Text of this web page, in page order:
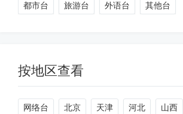
都市台 旅游台 外语台 其他台
按地区查看
网络台 北京 天津 河北 山西